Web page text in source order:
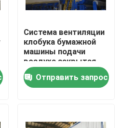
сушки
Система вентиляции
клобука бумажной
машины подачи
воздуха закрытая
для индустрии
бумажный делать
Отправить запрос